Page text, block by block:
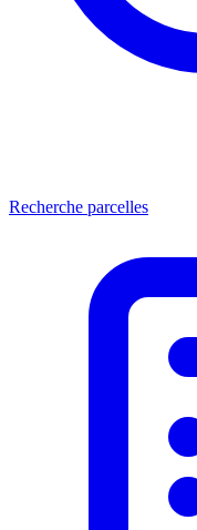
Recherche parcelles